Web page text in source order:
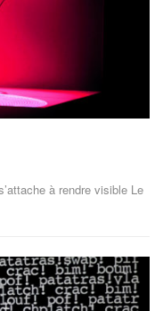
à rendre visible Le